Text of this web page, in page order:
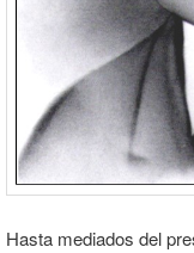
Hasta mediados del